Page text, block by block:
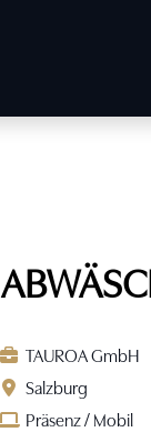
TAUROA GmbH
Salzburg
Präsenz / Mobil